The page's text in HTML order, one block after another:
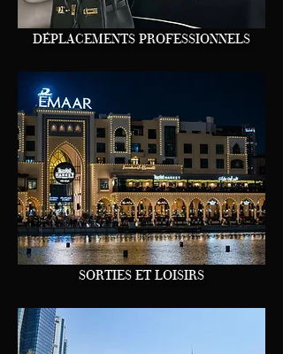
DÉPLACEMENTS PROFESSIONNELS
SORTIES ET LOISIRS